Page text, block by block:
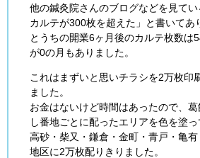
他の鍼灸院さんのブログなどを見て
カルテが300枚を超えた」と書いてあ
とうちの開業6ヶ月後のカルテ枚数は
が0の月もありました。
これはまずいと思いチラシを2万枚印
ました。
お金はないけど時間はあったので、
し番地ごとに配ったエリアを色を塗
高砂・柴又・鎌倉・金町・青戸・亀
地区に2万枚配りきりました。